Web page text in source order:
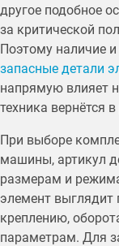
другое подобное
за критической
Поэтому наличие
запасные детали
напрямую влияет
техника вернётся
При выборе
машины, артикул
размерам и
элемент
креплению,
параметрам. Для